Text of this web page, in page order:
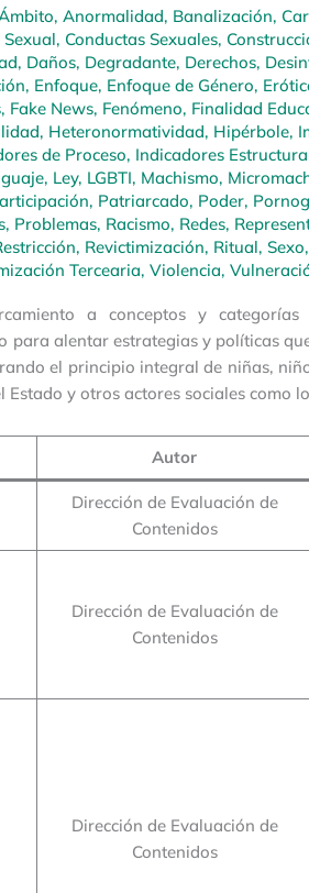
, Anormalidad, Banalización,
, Conductas Sexuales,
, Daños, Degradante, Derechos,
, Enfoque, Enfoque de Género,
, Fake News, Fenómeno, Finalidad
, Heteronormatividad, Hipérbole,
de Proceso, Indicadores
, Ley, LGBTI, Machismo,
, Patriarcado, Poder,
, Problemas, Racismo, Redes,
, Revictimización, Ritual, Sexo,
Tercearia, Violencia,
a conceptos y
para alentar estrategias y políticas
el principio integral de niñas,
y otros actores sociales como
Autor
Dirección de Evaluación de
Contenidos
Dirección de Evaluación de
Contenidos
Dirección de Evaluación de
Contenidos